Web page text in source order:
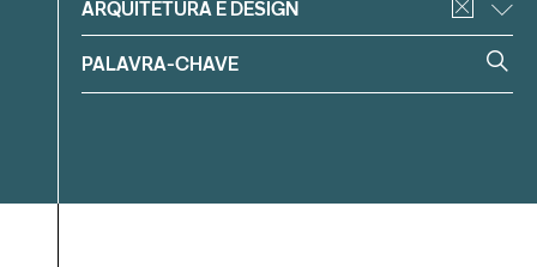
ARQUITETURA E DESIGN